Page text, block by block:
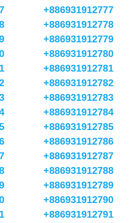
+886931912777
+886931912778
+886931912779
+886931912780
+886931912781
+886931912782
+886931912783
+886931912784
+886931912785
+886931912786
+886931912787
+886931912788
+886931912789
+886931912790
+886931912791